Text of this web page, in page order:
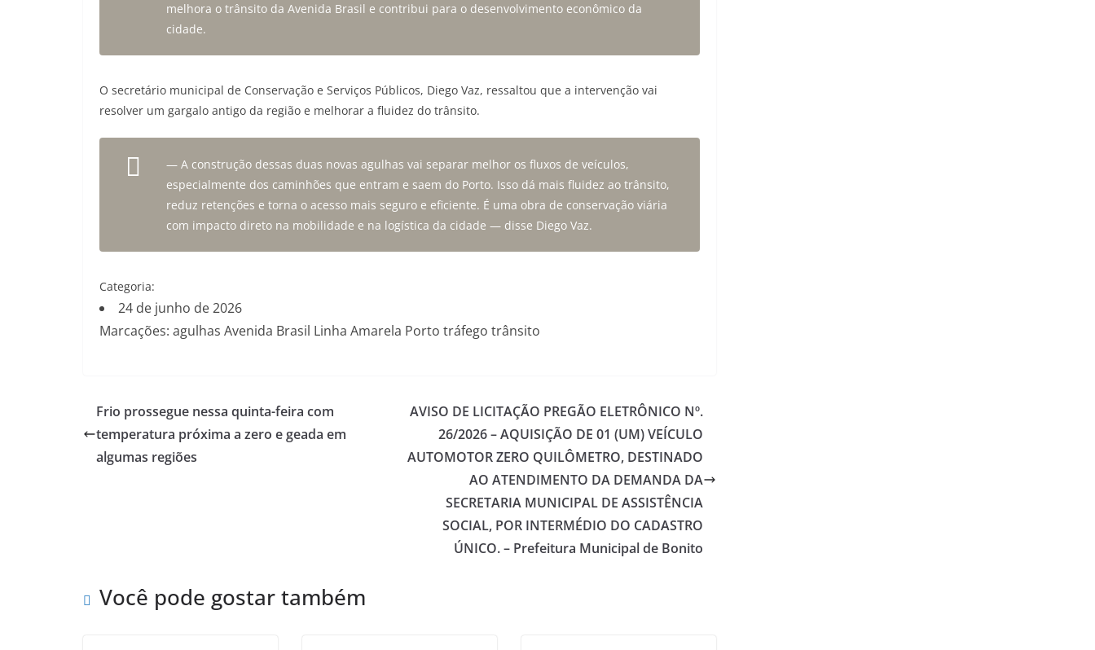
melhora o trânsito da Avenida Brasil e contribui para o desenvolvimento econômico da
cidade.
O secretário municipal de Conservação e Serviços Públicos, Diego Vaz, ressaltou que a intervenção vai
resolver um gargalo antigo da região e melhorar a fluidez do trânsito.
— A construção dessas duas novas agulhas vai separar melhor os fluxos de veículos,
especialmente dos caminhões que entram e saem do Porto. Isso dá mais fluidez ao trânsito,
reduz retenções e torna o acesso mais seguro e eficiente. É uma obra de conservação viária
com impacto direto na mobilidade e na logística da cidade — disse Diego Vaz.
Categoria:
24 de junho de 2026
Marcações: agulhas Avenida Brasil Linha Amarela Porto tráfego trânsito
Frio prossegue nessa quinta-feira com
temperatura próxima a zero e geada em
algumas regiões
AVISO DE LICITAÇÃO PREGÃO ELETRÔNICO Nº.
26/2026 – AQUISIÇÃO DE 01 (UM) VEÍCULO
AUTOMOTOR ZERO QUILÔMETRO, DESTINADO
AO ATENDIMENTO DA DEMANDA DA
SECRETARIA MUNICIPAL DE ASSISTÊNCIA
SOCIAL, POR INTERMÉDIO DO CADASTRO
ÚNICO. – Prefeitura Municipal de Bonito
Você pode gostar também